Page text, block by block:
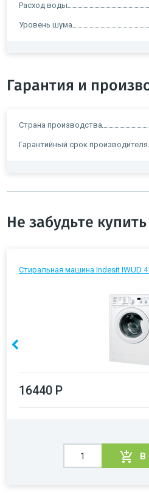
Расход воды
Уровень шума
Гарантия и
Страна производства
Гарантийный срок производителя
Не забудьте купить
Стиральная машина Indesit IWUD
16440 Р